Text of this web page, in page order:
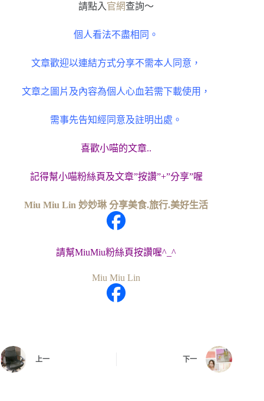
請點入 官網查詢～
個人看法不盡相同。
文章歡迎以連結方式分享不需本人同意，
文章之圖片及內容為個人心血若需下載使用，
需事先告知經同意及註明出處。
喜歡小喵的文章..
記得幫小喵粉絲頁及文章”按讚”+”分享”喔
Miu Miu Lin 妙妙琳 分享美食.旅行.美好生活
請幫MiuMiu粉絲頁按讚喔^_^
Miu Miu Lin
上一 下一